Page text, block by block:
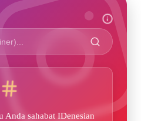
Anda sahabat IDenesian